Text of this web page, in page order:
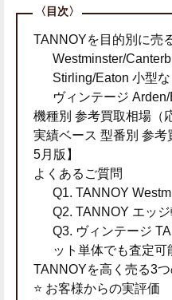
TANNOYを目的別に売
Westminster/
Stirling/Eaton 小型な
ヴィンテージ
機種別 参考買取相場（
実績ベース 型番別 参
5月版】
よくあるご質問
Q1. TANNOY
Q2. TANNOY エッ
Q3. ヴィンテージ
ット単体でも査定可
TANNOYを高く売る3つ
⭐ お客様からの実評価